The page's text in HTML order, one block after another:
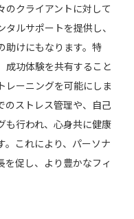
のクライアントに対して
ルサポートを提供し、
助けにもなります。特
成功体験を共有すること
レーニングを可能にしま
のストレス管理や、自己
も行われ、心身共に健康
。これにより、パーソナ
を促し、より豊かなフィ